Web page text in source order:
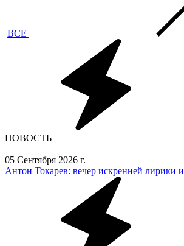
ВСЕ
НОВОСТЬ
05 Сентября 2026 г.
Антон Токарев: вечер искренней лирики